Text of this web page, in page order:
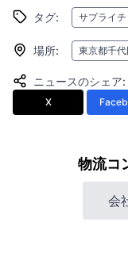
タグ: サプライ
場所: 東京都千
ニュースのシェア:
X
物流コ
会